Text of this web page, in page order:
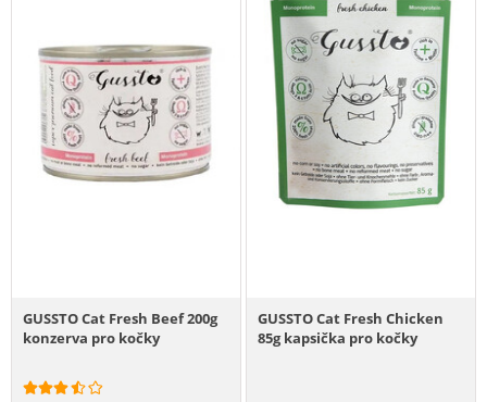
GUSSTO Cat Fresh Beef 200g
konzerva pro kočky
GUSSTO Cat Fresh Chicken
85g kapsička pro kočky